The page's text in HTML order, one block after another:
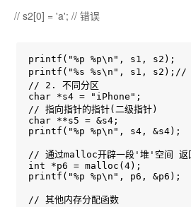
// s2[0] = 'a'; // 错误
printf("%p %p\n", s1, s2);
printf("%s %s\n", s1, s2);// s2
// 2. 不同分区
char *s4 = "iPhone";
// 指向指针的指针(二级指针)
char **s5 = &s4;
printf("%p %p\n", s4, &s4);
// 通过malloc开辟一段'堆'空间 返
int *p6 = malloc(4);
printf("%p %p\n", p6, &p6);
// 其他内存分配函数